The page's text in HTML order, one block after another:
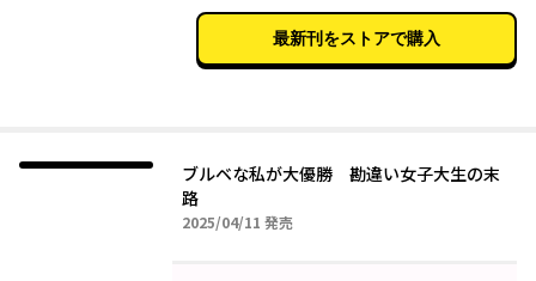
最新刊をストアで購入
ブルベな私が大優勝 勘違い女子大生の末
路
2025/04/11 2025年04月11日
発売